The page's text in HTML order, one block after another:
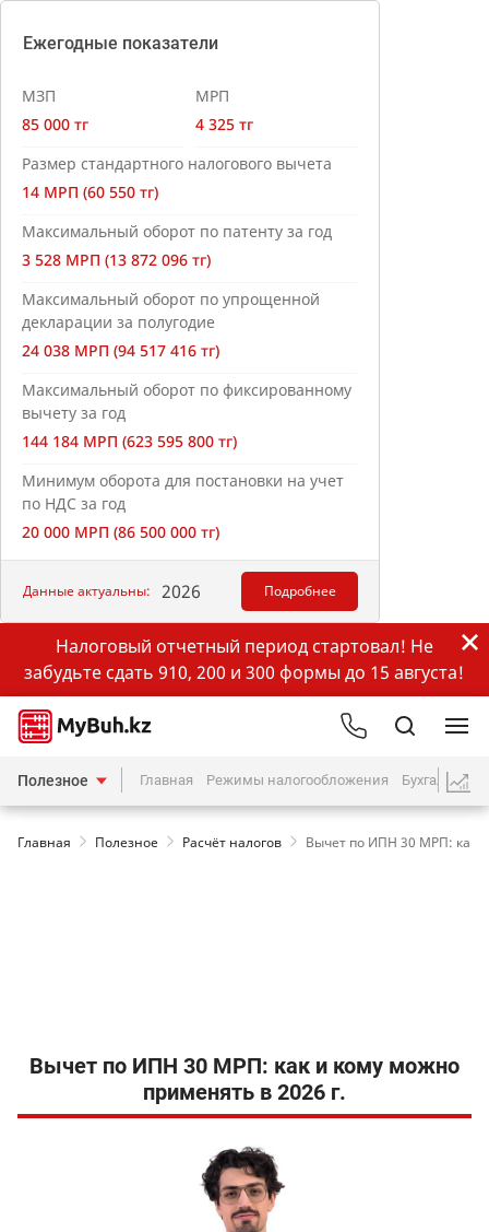
Ежегодные показатели
МЗП
85 000 тг
МРП
4 325 тг
Размер стандартного налогового вычета
14 МРП (60 550 тг)
Максимальный оборот по патенту за год
3 528 МРП (13 872 096 тг)
Максимальный оборот по упрощенной
декларации за полугодие
24 038 МРП (94 517 416 тг)
Максимальный оборот по фиксированному
вычету за год
144 184 МРП (623 595 800 тг)
Минимум оборота для постановки на учет
по НДС за год
20 000 МРП (86 500 000 тг)
Данные актуальны: 2026 Подробнее
Налоговый отчетный период стартовал! Не
забудьте сдать 910, 200 и 300 формы до 15 августа!
Полезное Главная Режимы налогообложения Бухгалтерия
Главная Полезное Расчёт налогов Вычет по ИПН 30 МРП: как
Вычет по ИПН 30 МРП: как и кому можно
применять в 2026 г.